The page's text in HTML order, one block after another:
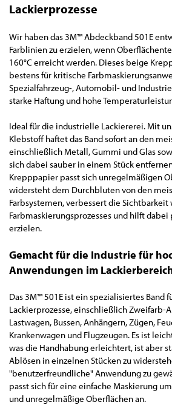
Lackierprozesse
Wir haben das 3M™ Abdeckband 501E
Farblinien zu erzielen, wenn
160°C erreicht werden. Dieses beige
bestens für kritische
Spezialfahrzeug-, Automobil- und
starke Haftung und hohe
Ideal für die industrielle Lackiererei. Mit
Klebstoff haftet das Band sofort an den
einschließlich Metall, Gummi und Glas
sich dabei sauber in einem Stück
Krepppapier passt sich unregelmäßigen
widersteht dem Durchbluten von den
Farbsystemen, verbessert die Sichtbarkeit
Farbmaskierungsprozesses und hilft
erzielen.
Gemacht für die Industrie für
Anwendungen im
Das 3M™ 501E ist ein spezialisiertes Band
Lackierprozesse, einschließlich Zweifarb-
Lastwagen, Bussen, Anhängern, Zügen,
Krankenwagen und Flugzeugen. Es ist
was die Handhabung erleichtert, ist aber
Ablösen in einzelnen Stücken zu
"benutzerfreundliche" Anwendung zu
passt sich für eine einfache Maskierung
und unregelmäßige Oberflächen an.